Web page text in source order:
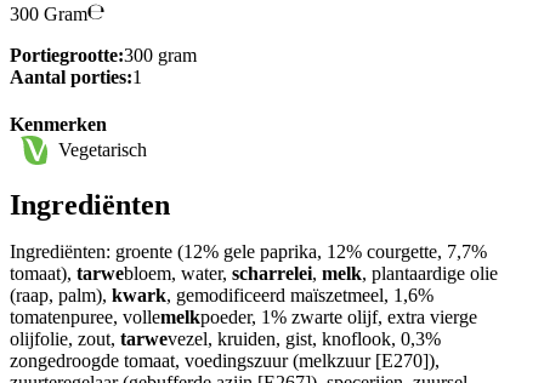
300 Gram
Portiegrootte:300 gram
Aantal porties:1
Kenmerken
Vegetarisch
Ingrediënten
Ingrediënten: groente (12% gele paprika, 12% courgette, 7,7%
tomaat), tarwebloem, water, scharrelei, melk, plantaardige olie
(raap, palm), kwark, gemodificeerd maïszetmeel, 1,6%
tomatenpuree, vollemelkpoeder, 1% zwarte olijf, extra vierge
olijfolie, zout, tarwevezel, kruiden, gist, knoflook, 0,3%
zongedroogde tomaat, voedingszuur (melkzuur [E270]),